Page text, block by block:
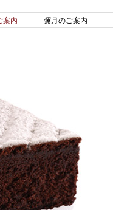
案内 彌月のご案内